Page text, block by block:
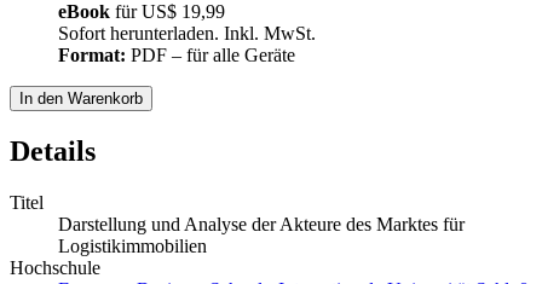
eBook fürUS$ 19,99
Sofort herunterladen. Inkl. MwSt.
Format: PDF – für alle Geräte
In den Warenkorb
Details
Titel
Darstellung und Analyse der Akteure des Marktes für
Logistikimmobilien
Hochschule